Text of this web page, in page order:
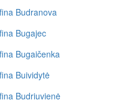
Budranova
Bugajec
Bugaičenka
Buividytė
Budriuvienė